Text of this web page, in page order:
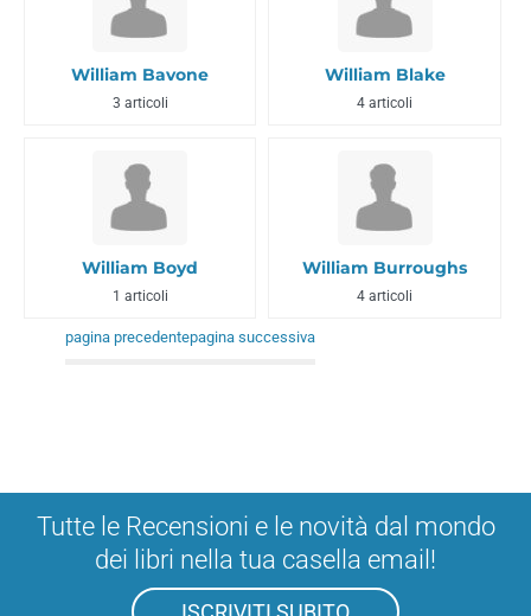
William Bavone
3 articoli
William Blake
4 articoli
William Boyd
1 articoli
William Burroughs
4 articoli
pagina precedentepagina successiva
Tutte le Recensioni e le novità dal mondo
dei libri nella tua casella email!